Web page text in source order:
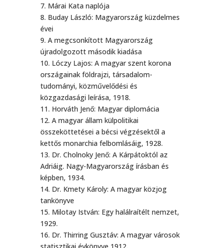
7. Márai Kata naplója
8. Buday László: Magyarország küzdelmes
évei
9. A megcsonkított Magyarország
újradolgozott második kiadása
10. Lóczy Lajos: A magyar szent korona
országainak földrajzi, társadalom-
tudományi, közművelődési és
közgazdasági leírása, 1918.
11. Horváth Jenő: Magyar diplomácia
12. A magyar állam külpolitikai
összeköttetései a bécsi végzésektől a
kettős monarchia felbomlásáig, 1928.
13. Dr. Cholnoky Jenő: A Kárpátoktól az
Adriáig. Nagy-Magyarország írásban és
képben, 1934.
14. Dr. Kmety Károly: A magyar közjog
tankönyve
15. Milotay István: Egy halálraítélt nemzet,
1929.
16. Dr. Thirring Gusztáv: A magyar városok